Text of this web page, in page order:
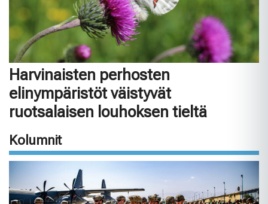
Harvinaisten perhosten
elinympäristöt väistyvät
ruotsalaisen louhoksen tieltä
Kolumnit